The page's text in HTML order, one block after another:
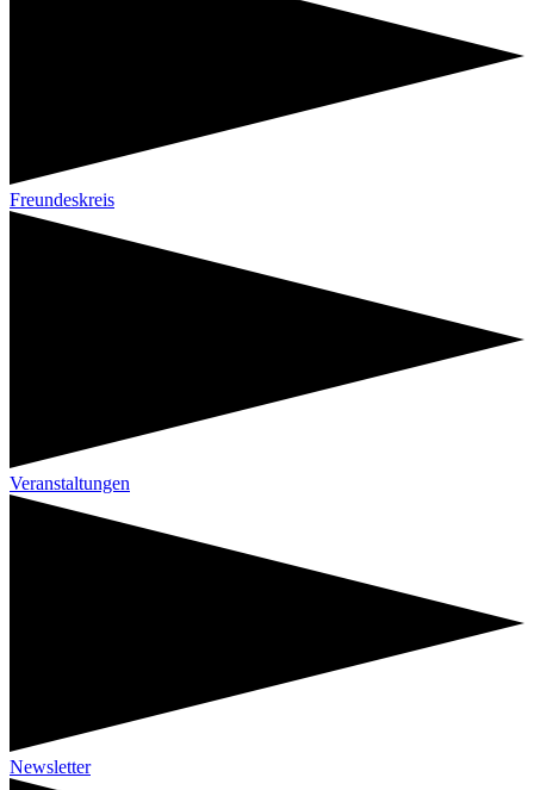
Freundeskreis
Veranstaltungen
Newsletter